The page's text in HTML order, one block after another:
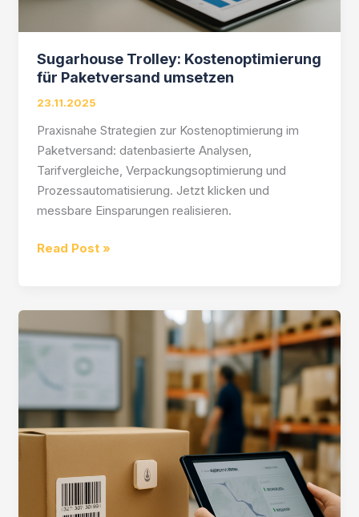
Sugarhouse Trolley: Kostenoptimierung
für Paketversand umsetzen
23.11.2025
Praxisnahe Strategien zur Kostenoptimierung im
Paketversand: datenbasierte Analysen,
Tarifvergleiche, Verpackungsoptimierung und
Prozessautomatisierung. Jetzt klicken und
messbare Einsparungen realisieren.
Sugarhouse
für
Paketversand
umsetzen
Read Post »